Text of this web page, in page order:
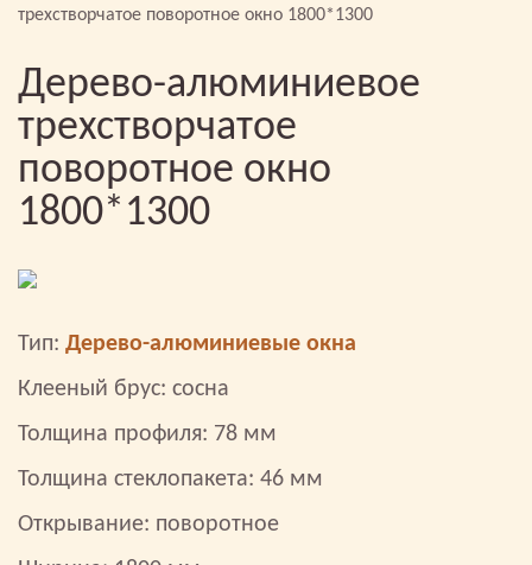
трехстворчатое поворотное окно 1800*1300
Дерево-алюминиевое
трехстворчатое
поворотное окно
1800*1300
Тип: Дерево-алюминиевые окна
Клееный брус: сосна
Толщина профиля: 78 мм
Толщина стеклопакета: 46 мм
Открывание: поворотное